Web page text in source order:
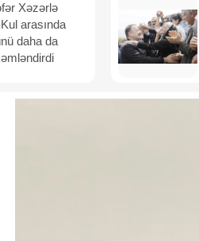
Xəzərlə
arasında
daha da